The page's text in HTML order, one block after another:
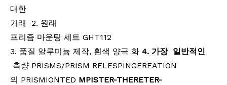
대한
거래 2. 원래
프리즘 마운팅 세트 GHT112
3. 품질 알루미늄 제작, 흰색 양극 화 4. 가장 일반적인
측량 PRISMS/PRISM RELESPINGEREATION
의 PRISMIONTED MPISTER-THERETER-